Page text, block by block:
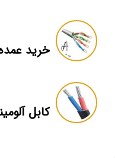
خرید
کابل آلومینیومی ۱۰*۲